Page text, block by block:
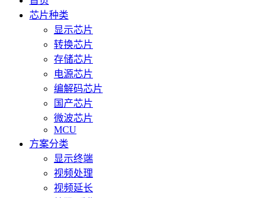
芯片种类
显示芯片
转换芯片
存储芯片
电源芯片
编解码芯片
国产芯片
微波芯片
MCU
方案分类
显示终端
视频处理
视频延长